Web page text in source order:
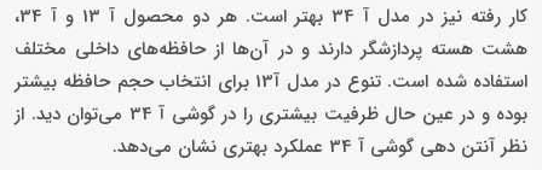
کار رفته نیز در مدل آ 34 بهتر است. هر دو محصول آ 13 و آ 34،
هشت هسته پردازشگر دارند و در آن‌ها از حافظه‌های داخلی مختلف
استفاده شده است. تنوع در مدل آ13 برای انتخاب حجم حافظه بیشتر
بوده و در عین حال ظرفیت بیشتری را در گوشی آ 34 می‌توان دید. از
نظر آنتن دهی گوشی آ 34 عملکرد بهتری نشان می‌دهد.